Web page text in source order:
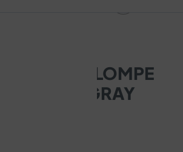
KLOMPE
SILVERGRAY